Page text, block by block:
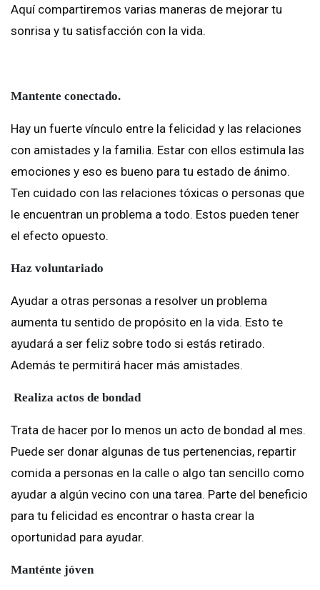
Aquí compartiremos varias maneras de mejorar tu
sonrisa y tu satisfacción con la vida.
Mantente conectado.
Hay un fuerte vínculo entre la felicidad y las relaciones
con amistades y la familia. Estar con ellos estimula las
emociones y eso es bueno para tu estado de ánimo.
Ten cuidado con las relaciones tóxicas o personas que
le encuentran un problema a todo. Estos pueden tener
el efecto opuesto.
Haz voluntariado
Ayudar a otras personas a resolver un problema
aumenta tu sentido de propósito en la vida. Esto te
ayudará a ser feliz sobre todo si estás retirado.
Además te permitirá hacer más amistades.
Realiza actos de bondad
Trata de hacer por lo menos un acto de bondad al mes.
Puede ser donar algunas de tus pertenencias, repartir
comida a personas en la calle o algo tan sencillo como
ayudar a algún vecino con una tarea. Parte del beneficio
para tu felicidad es encontrar o hasta crear la
oportunidad para ayudar.
Manténte jóven